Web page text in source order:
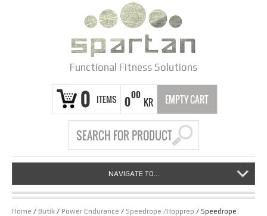
Functional Fitness Solutions
0 ITEMS 000
KR EMPTY CART
NAVIGATE TO...
Home / Butik / Power Endurance / Speedrope /Hopprep / Speedrope